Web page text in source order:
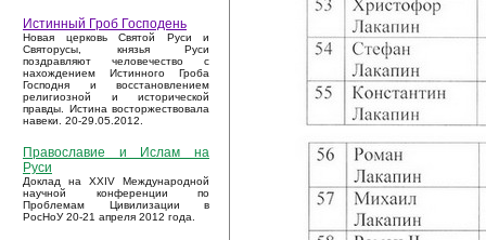
Истинный Гроб Господень
Новая церковь Святой Руси и
Святорусы, князья Руси
поздравляют человечество с
нахождением Истинного Гроба
Господня и восстановлением
религиозной и исторической
правды. Истина восторжествовала
навеки. 20-29.05.2012.
Православие и Ислам на
Руси
Доклад на XXIV Международной
научной конференции по
Проблемам Цивилизации в
РосНоУ 20-21 апреля 2012 года.